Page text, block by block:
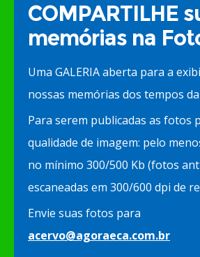
COMPARTILHE
memórias na
Uma GALERIA aberta para a
nossas memórias dos tempos da
Para serem publicadas as fotos
qualidade de imagem: pelo
no mínimo 300/500 Kb (fotos
escaneadas em 300/600 dpi de
Envie suas fotos para
acervo@agoraeca.com.br